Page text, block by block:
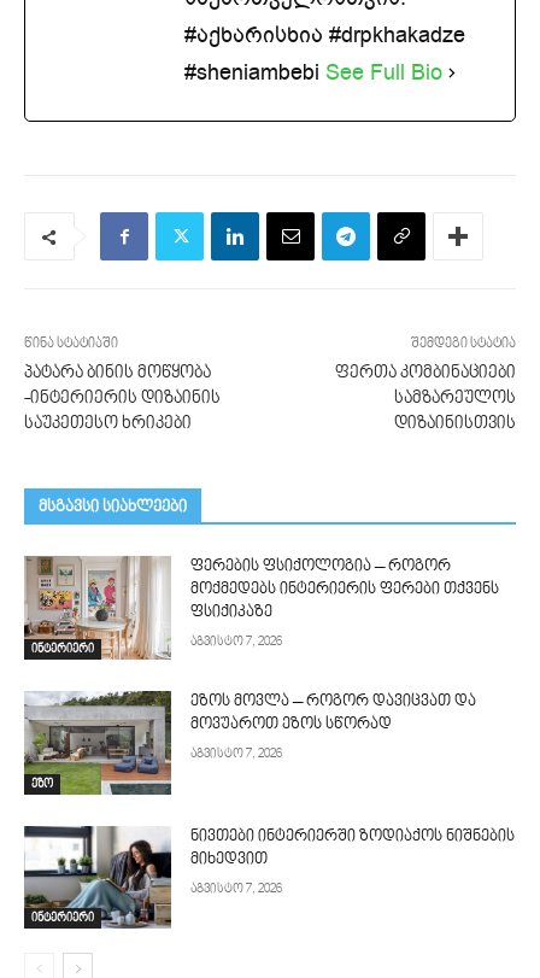
#აქხარისხია #drpkhakadze
#sheniambebi See Full Bio
წინა სტატიაში
პატარა ბინის მოწყობა
-ინტერიერის დიზაინის
საუკეთესო ხრიკები
შემდეგი სტატია
ფერთა კომბინაციები
სამზარეულოს
დიზაინისთვის
მსგავსი სიახლეები
ინტერიერი
ფერების ფსიქოლოგია – როგორ
მოქმედებს ინტერიერის ფერები თქვენს
ფსიქიკაზე
აგვისტო 7, 2026
ეზო
ეზოს მოვლა – როგორ დავიცვათ და
მოვუაროთ ეზოს სწორად
აგვისტო 7, 2026
ინტერიერი
ნივთები ინტერიერში ზოდიაქოს ნიშნების
მიხედვით
აგვისტო 7, 2026